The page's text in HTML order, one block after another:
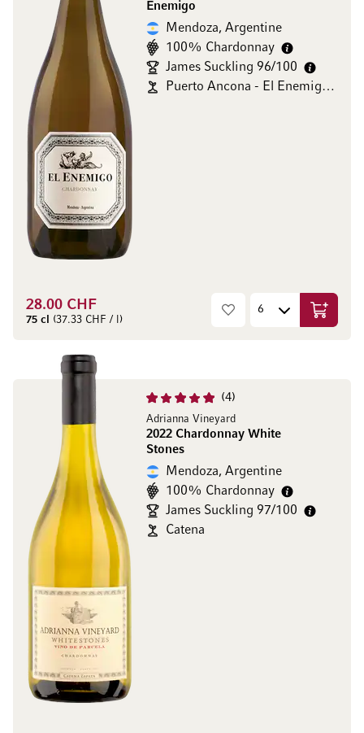
Enemigo
Mendoza, Argentine
100% Chardonnay
James Suckling 96/100
Puerto Ancona - El Enemigo Wines
28.00 CHF
75 cl (37.33 CHF / l) Ajouter
4
Adrianna Vineyard
2022 Chardonnay White
Stones
Mendoza, Argentine
100% Chardonnay
James Suckling 97/100
Catena